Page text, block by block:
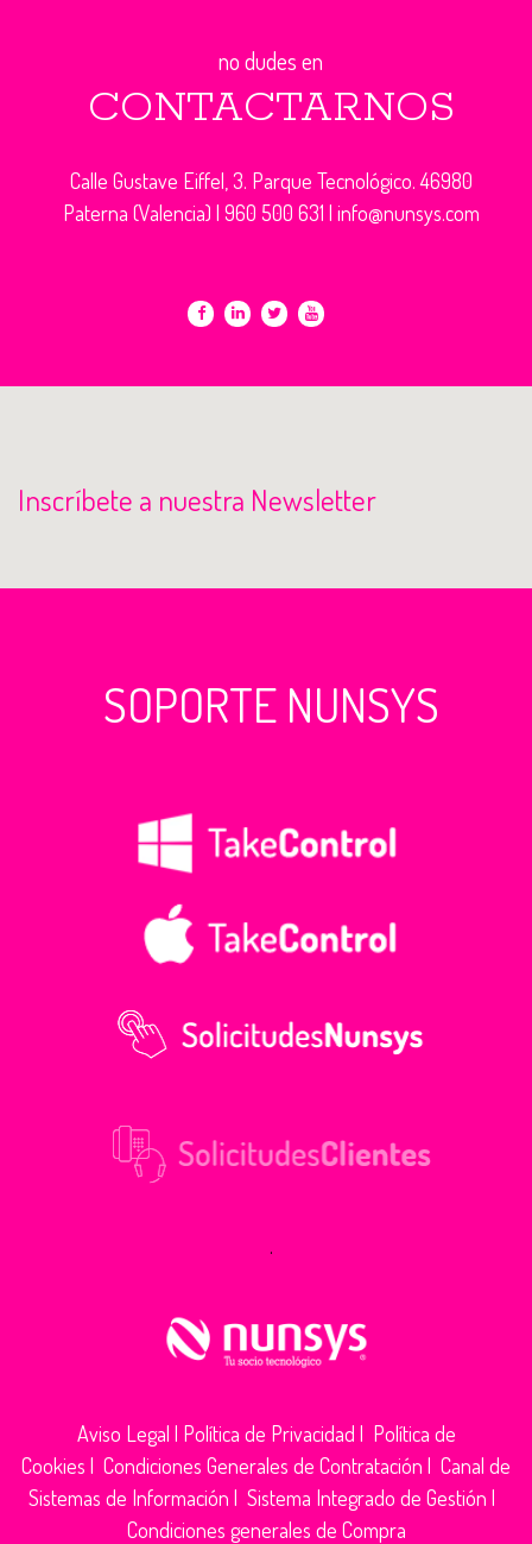
no dudes en
CONTACTARNOS
Calle Gustave Eiffel, 3. Parque Tecnológico. 46980
Paterna (Valencia) | 960 500 631 | info@nunsys.com
Inscríbete a nuestra Newsletter
SOPORTE NUNSYS
.
Aviso Legal | Política de Privacidad | Política de
Cookies | Condiciones Generales de Contratación | Canal de
Sistemas de Información | Sistema Integrado de Gestión |
Condiciones generales de Compra